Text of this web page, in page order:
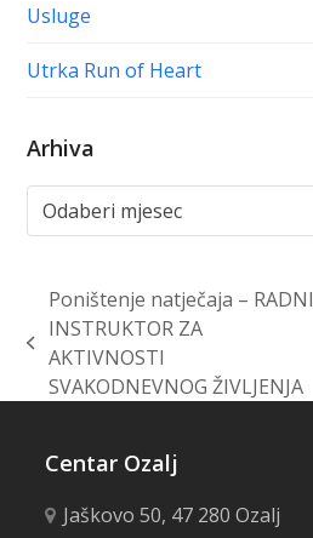
Usluge
Utrka Run of Heart
Arhiva
Arhiva
previous
post:
Poništenje natječaja – RADNI
INSTRUKTOR ZA
AKTIVNOSTI
SVAKODNEVNOG ŽIVLJENJA
Centar Ozalj
Jaškovo 50, 47 280 Ozalj